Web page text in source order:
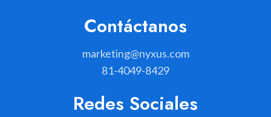
Contáctanos
marketing@nyxus.com
81-4049-8429
Redes Sociales